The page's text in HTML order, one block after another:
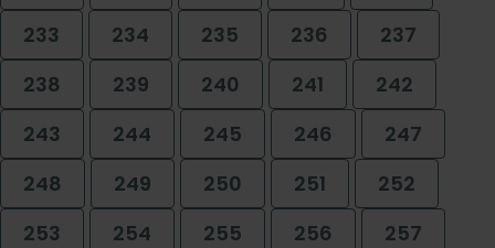
233
234 235 236
237
238
239 240 241
242
243
244 245 246
247
248
249 250 251
252
253
254 255 256
257